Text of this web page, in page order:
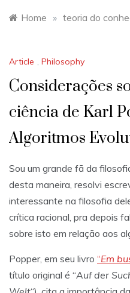
Home » teoria do
Article , Philosophy
Considerações
ciência de Karl
Algoritmos
Sou um grande fã da
desta maneira, resolvi
interessante na filosofia
crítica racional, pra depois
sobre isto em relação aos
Popper, em seu livro “Em
título original é “Auf der